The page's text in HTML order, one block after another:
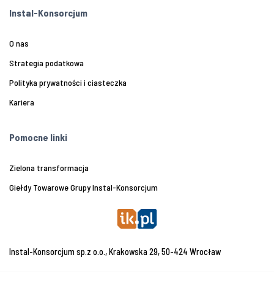
Instal-Konsorcjum
O nas
Strategia podatkowa
Polityka prywatności i ciasteczka
Kariera
Pomocne linki
Zielona transformacja
Giełdy Towarowe Grupy Instal-Konsorcjum
Instal-Konsorcjum sp.z o.o., Krakowska 29, 50-424 Wrocław